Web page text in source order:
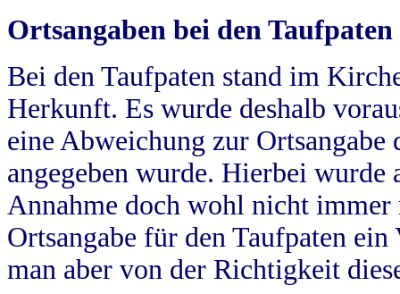
Ortsangaben bei den Taufpaten
Bei den Taufpaten stand im
Herkunft. Es wurde deshalb
eine Abweichung zur
angegeben wurde. Hierbei wurde
Annahme doch wohl nicht
Ortsangabe für den Taufpaten
man aber von der Richtigkeit